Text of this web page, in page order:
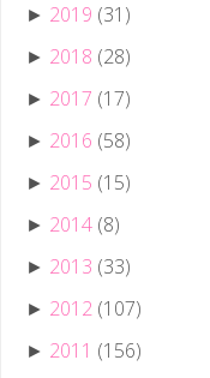
► 2019 (31)
► 2018 (28)
► 2017 (17)
► 2016 (58)
► 2015 (15)
► 2014 (8)
► 2013 (33)
► 2012 (107)
► 2011 (156)